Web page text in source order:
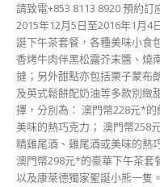
請致電+853 8113 8920 預約
2015年12月5日至2016年1月4
誕下午茶套餐，各種美味小食
香烤牛肉伴黑松露芥末醬、燒
撻；另外甜點亦包括栗子蒙布
及英式鬆餅配奶油等多款別緻
擇，分別為： 澳門幣228元*
美味的熱巧克力； 澳門幣258
精雞尾酒、雞尾酒或美味的熱
澳門幣298元*的豪華下午茶套
以及康萊德獨家聖誕小熊一隻